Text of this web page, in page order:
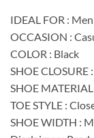
IDEAL FOR : Men
OCCASION :
COLOR : Black
SHOE CLOSURE
SHOE
TOE STYLE :
SHOE WIDTH :